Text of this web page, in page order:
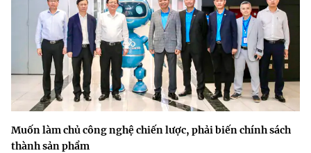
Muốn làm chủ công nghệ chiến lược, phải biến chính sách
thành sản phẩm